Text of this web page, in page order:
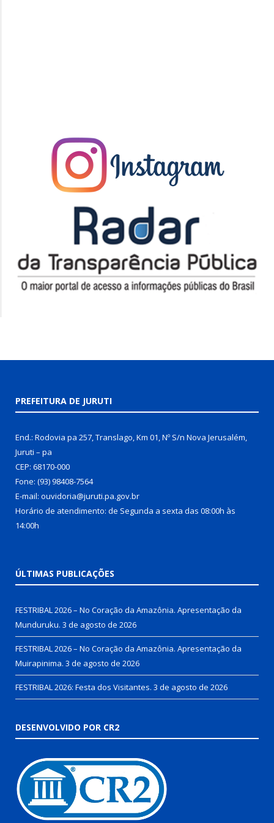
PREFEITURA DE JURUTI
End.: Rodovia pa 257, Translago, Km 01, Nº S/n Nova Jerusalém,
Juruti – pa
CEP: 68170-000
Fone: (93) 98408-7564
E-mail: ouvidoria@juruti.pa.gov.br
Horário de atendimento: de Segunda a sexta das 08:00h às
14:00h
ÚLTIMAS PUBLICAÇÕES
FESTRIBAL 2026 – No Coração da Amazônia. Apresentação da
Munduruku. 3 de agosto de 2026
FESTRIBAL 2026 – No Coração da Amazônia. Apresentação da
Muirapinima. 3 de agosto de 2026
FESTRIBAL 2026: Festa dos Visitantes. 3 de agosto de 2026
DESENVOLVIDO POR CR2